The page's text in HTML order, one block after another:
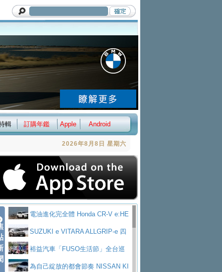
輯 訂購年鑑 Apple Android
2026年8月8日 星期六
電油進化完全體 Honda CR-V e:HE
V PrestigeSUZUKI e VITARA ALLGRIP-e 四
驅精神的純電新詮釋
裕益汽車「FUSO生活節」全台巡
迴 結合生活體驗、交通安全與購車優惠
為自己綻放的都會節奏 NISSAN KI